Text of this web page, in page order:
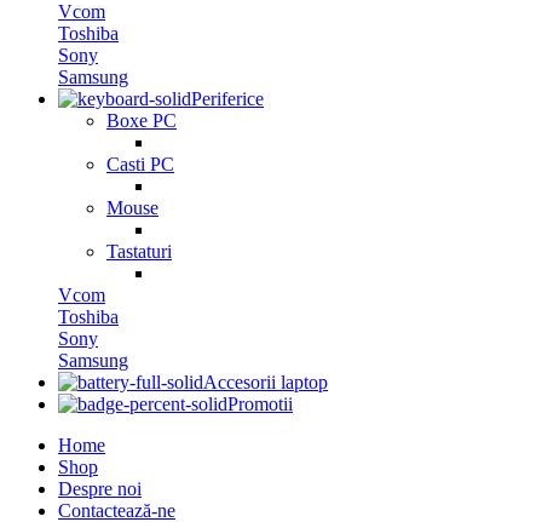
Vcom
Toshiba
Sony
Samsung
Periferice
Boxe PC
Casti PC
Mouse
Tastaturi
Vcom
Toshiba
Sony
Samsung
Accesorii laptop
Promotii
Home
Shop
Despre noi
Contactează-ne